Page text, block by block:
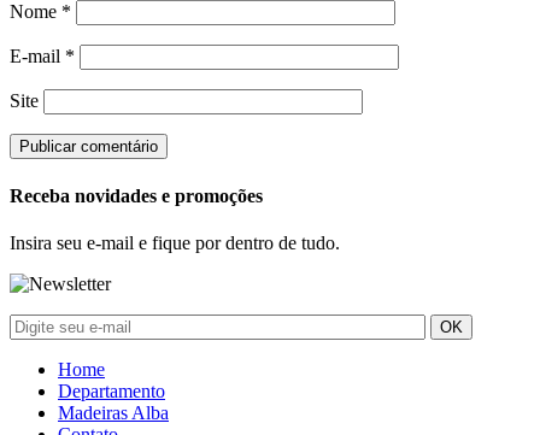
Nome *
E-mail *
Site
Receba novidades e promoções
Insira seu e-mail e fique por dentro de tudo.
Home
Departamento
Madeiras Alba